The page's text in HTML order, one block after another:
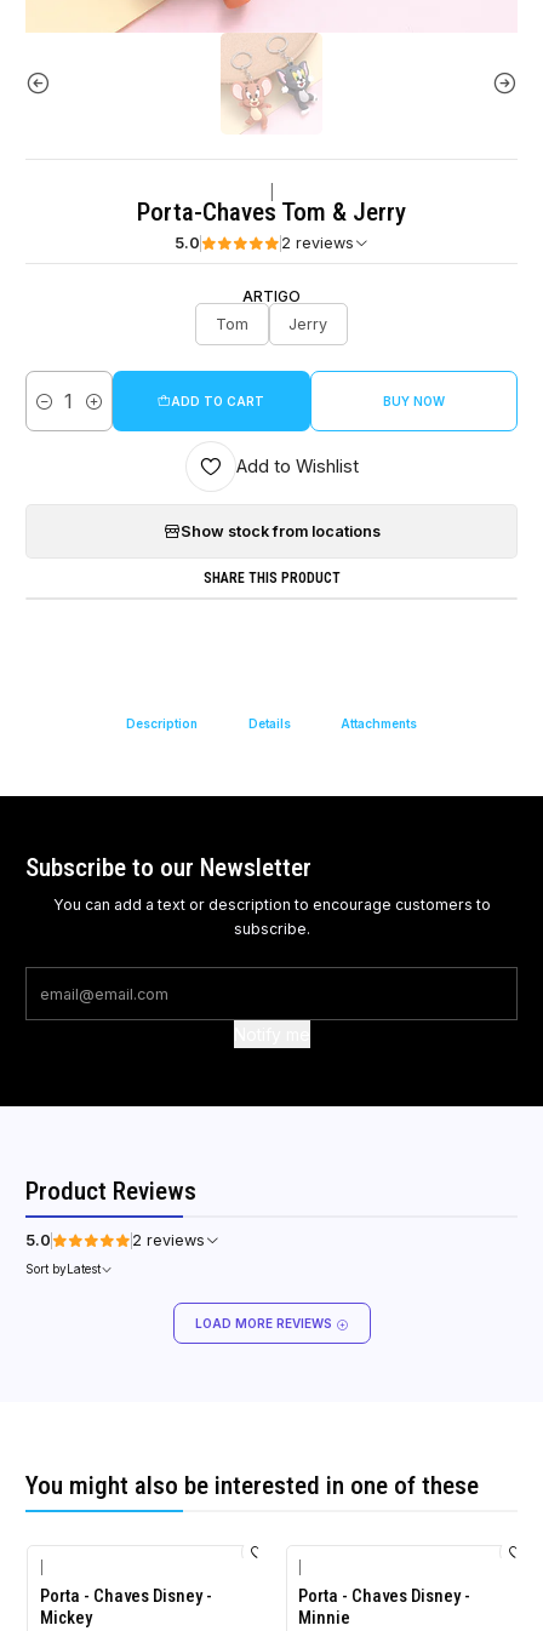
Porta-Chaves Tom & Jerry
5.0 2 reviews
ARTIGO
Tom
Jerry
Quantity
ADD TO CART BUY NOW
Add to Wishlist
Show stock from locations
SHARE THIS PRODUCT
Description Details Attachments
Subscribe to our Newsletter
You can add a text or description to encourage customers to
subscribe.
Product Reviews
5.0 2 reviews
Sort by Latest
LOAD MORE REVIEWS
You might also be interested in one of these
Porta - Chaves Disney -
Mickey
Porta - Chaves Disney -
Minnie